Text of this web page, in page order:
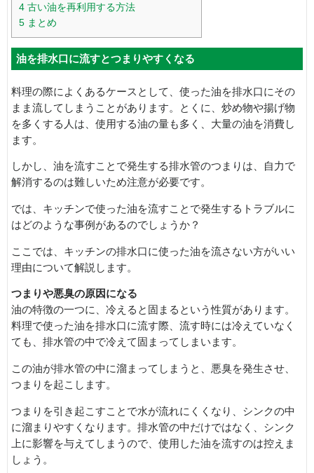
4 古い油を再利用する方法
5 まとめ
油を排水口に流すとつまりやすくなる
料理の際によくあるケースとして、使った油を排水口にその
まま流してしまうことがあります。とくに、炒め物や揚げ物
を多くする人は、使用する油の量も多く、大量の油を消費し
ます。
しかし、油を流すことで発生する排水管のつまりは、自力で
解消するのは難しいため注意が必要です。
では、キッチンで使った油を流すことで発生するトラブルに
はどのような事例があるのでしょうか？
ここでは、キッチンの排水口に使った油を流さない方がいい
理由について解説します。
つまりや悪臭の原因になる
油の特徴の一つに、冷えると固まるという性質があります。
料理で使った油を排水口に流す際、流す時には冷えていなく
ても、排水管の中で冷えて固まってしまいます。
この油が排水管の中に溜まってしまうと、悪臭を発生させ、
つまりを起こします。
つまりを引き起こすことで水が流れにくくなり、シンクの中
に溜まりやすくなります。排水管の中だけではなく、シンク
上に影響を与えてしまうので、使用した油を流すのは控えま
しょう。